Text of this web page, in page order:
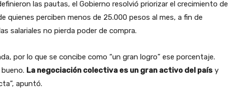
las pautas, el Gobierno resolvió priorizar el crecimiento de
quienes perciben menos de 25.000 pesos al mes, a fin de
salariales no pierda poder de compra.
por lo que se concibe como “un gran logro” ese porcentaje.
La negociación colectiva es un gran activo del país y
apuntó.